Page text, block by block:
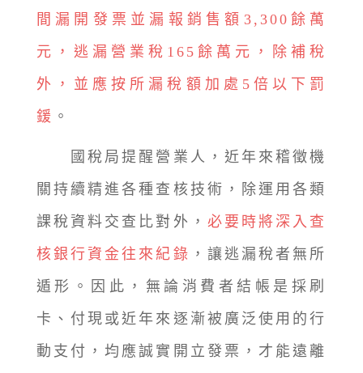
間漏開發票並漏報銷售額3,300餘萬
元，逃漏營業稅165餘萬元，除補稅
外，並應按所漏稅額加處5倍以下罰
鍰 。
國稅局提醒營業人，近年來稽徵機
關持續精進各種查核技術，除運用各類
課稅資料交查比對外， 必要時將深入查
核銀行資金往來紀錄 ，讓逃漏稅者無所
遁形。因此，無論消費者結帳是採刷
卡、付現或近年來逐漸被廣泛使用的行
動支付，均應誠實開立發票，才能遠離